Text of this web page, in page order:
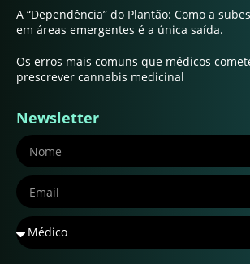
A “Dependência” do Plantão: Como a
em áreas emergentes é a única saída.
Os erros mais comuns que médicos
prescrever cannabis medicinal
Newsletter